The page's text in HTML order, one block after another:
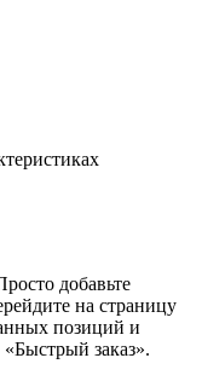
добавьте
на страницу
позиций и
заказ».